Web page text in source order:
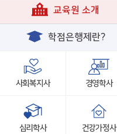
교육원 소개
학점은행제란?
사회복지사 경영학사
심리학사 건강가정사